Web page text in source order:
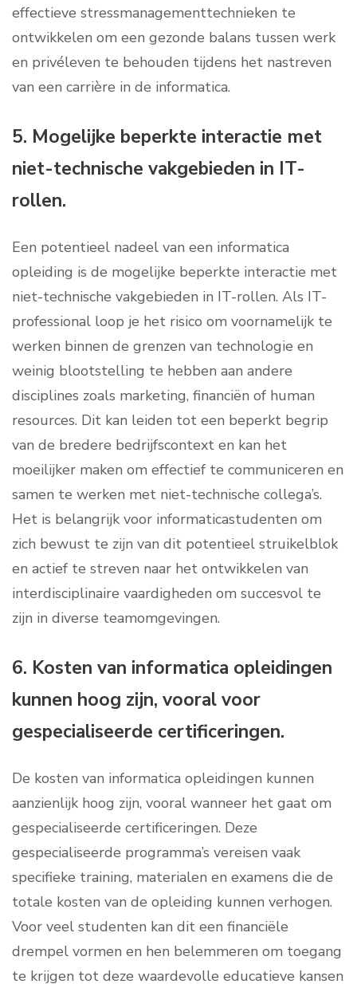
effectieve stressmanagementtechnieken te
ontwikkelen om een gezonde balans tussen werk
en privéleven te behouden tijdens het nastreven
van een carrière in de informatica.
5. Mogelijke beperkte interactie met
niet-technische vakgebieden in IT-
rollen.
Een potentieel nadeel van een informatica
opleiding is de mogelijke beperkte interactie met
niet-technische vakgebieden in IT-rollen. Als IT-
professional loop je het risico om voornamelijk te
werken binnen de grenzen van technologie en
weinig blootstelling te hebben aan andere
disciplines zoals marketing, financiën of human
resources. Dit kan leiden tot een beperkt begrip
van de bredere bedrijfscontext en kan het
moeilijker maken om effectief te communiceren en
samen te werken met niet-technische collega’s.
Het is belangrijk voor informaticastudenten om
zich bewust te zijn van dit potentieel struikelblok
en actief te streven naar het ontwikkelen van
interdisciplinaire vaardigheden om succesvol te
zijn in diverse teamomgevingen.
6. Kosten van informatica opleidingen
kunnen hoog zijn, vooral voor
gespecialiseerde certificeringen.
De kosten van informatica opleidingen kunnen
aanzienlijk hoog zijn, vooral wanneer het gaat om
gespecialiseerde certificeringen. Deze
gespecialiseerde programma’s vereisen vaak
specifieke training, materialen en examens die de
totale kosten van de opleiding kunnen verhogen.
Voor veel studenten kan dit een financiële
drempel vormen en hen belemmeren om toegang
te krijgen tot deze waardevolle educatieve kansen